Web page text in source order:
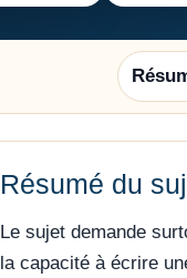
Résumé du
Le sujet demande
la capacité à écrire